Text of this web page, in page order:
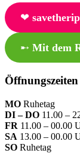
❤︎
➸ Mit dem
Öffnungszeiten
MO Ruhetag
DI – DO 11.00 –
FR 11.00 – 00.00
SA 13.00 – 00.00
SO Ruhetag